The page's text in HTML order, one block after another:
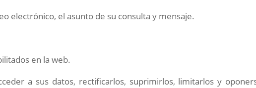
electrónico, el asunto de su consulta y mensaje.
en la web.
a sus datos, rectificarlos, suprimirlos, limitarlos y